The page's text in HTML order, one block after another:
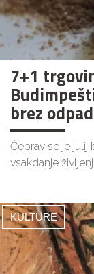
7+1
brez
Čeprav se je julij
vsakdanje
KULTURE